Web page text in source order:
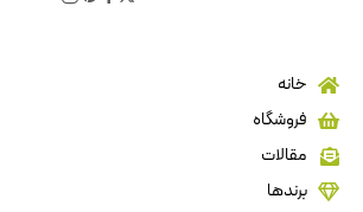
خانه
فروشگاه
مقالات
برندها